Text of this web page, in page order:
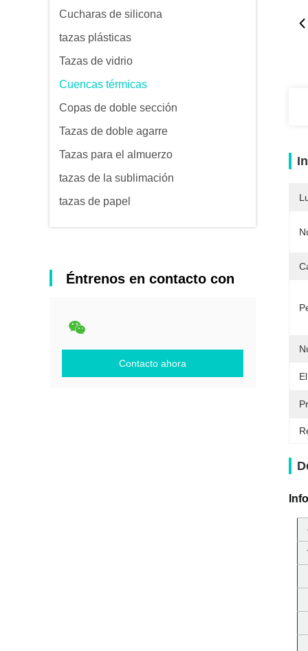
Cucharas de silicona
tazas plásticas
Tazas de vidrio
Cuencas térmicas
Copas de doble sección
Tazas de doble agarre
Tazas para el almuerzo
tazas de la sublimación
tazas de papel
Éntrenos en contacto con
Contacto ahora